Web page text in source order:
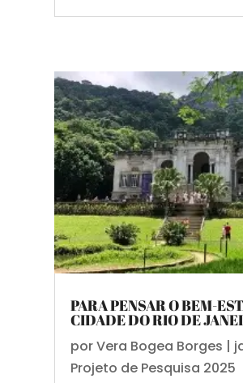
PARA PENSAR O BEM-
CIDADE DO RIO DE
porVera Bogea Borges |
Projeto de Pesquisa 2025